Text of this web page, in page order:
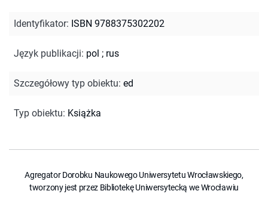
Identyfikator: ISBN 9788375302202
Język publikacji: pol ; rus
Szczegółowy typ obiektu: ed
Typ obiektu: Książka
Agregator Dorobku Naukowego Uniwersytetu Wrocławskiego,
tworzony jest przez Bibliotekę Uniwersytecką we Wrocławiu